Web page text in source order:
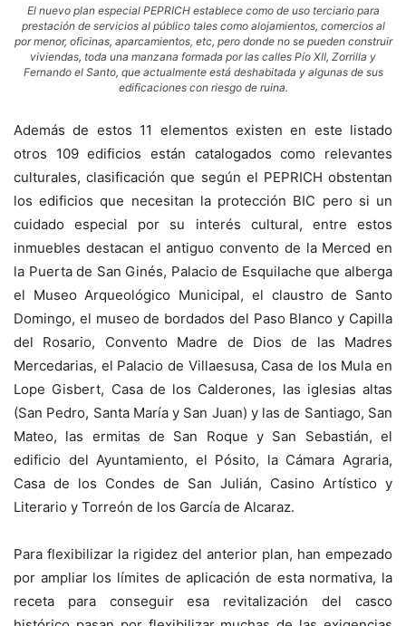
El nuevo plan especial PEPRICH establece como de uso terciario para
prestación de servicios al público tales como alojamientos, comercios al
por menor, oficinas, aparcamientos, etc, pero donde no se pueden construir
viviendas, toda una manzana formada por las calles Pío XII, Zorrilla y
Fernando el Santo, que actualmente está deshabitada y algunas de sus
edificaciones con riesgo de ruina.
Además de estos 11 elementos existen en este listado
otros 109 edificios están catalogados como relevantes
culturales, clasificación que según el PEPRICH obstentan
los edificios que necesitan la protección BIC pero si un
cuidado especial por su interés cultural, entre estos
inmuebles destacan el antiguo convento de la Merced en
la Puerta de San Ginés, Palacio de Esquilache que alberga
el Museo Arqueológico Municipal, el claustro de Santo
Domingo, el museo de bordados del Paso Blanco y Capilla
del Rosario, Convento Madre de Dios de las Madres
Mercedarias, el Palacio de Villaesusa, Casa de los Mula en
Lope Gisbert, Casa de los Calderones, las iglesias altas
(San Pedro, Santa María y San Juan) y las de Santiago, San
Mateo, las ermitas de San Roque y San Sebastián, el
edificio del Ayuntamiento, el Pósito, la Cámara Agraria,
Casa de los Condes de San Julián, Casino Artístico y
Literario y Torreón de los García de Alcaraz.
Para flexibilizar la rigidez del anterior plan, han empezado
por ampliar los límites de aplicación de esta normativa, la
receta para conseguir esa revitalización del casco